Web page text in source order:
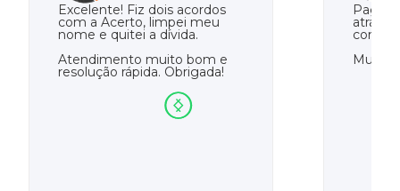
Excelente! Fiz dois acordos
com a Acerto, limpei meu
nome e quitei a dívida.
Atendimento muito bom e
resolução rápida. Obrigada!
com a
Muito